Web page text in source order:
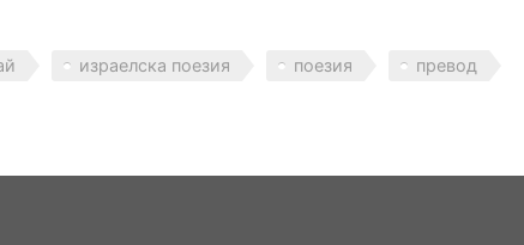
израелска поезия поезия превод